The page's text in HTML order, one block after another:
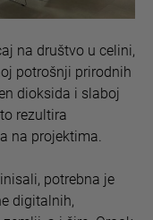
na društvo u celini,
potrošnji prirodnih
dioksida i slaboj
rezultira
na projektima.
potrebna je
digitalnih,